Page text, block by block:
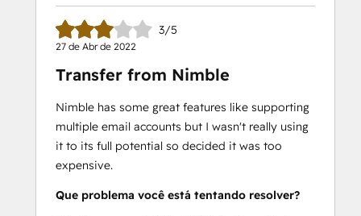
3/5
27 de Abr de 2022
Transfer from Nimble
Nimble has some great features like supporting
multiple email accounts but I wasn't really using
it to its full potential so decided it was too
expensive.
Que problema você está tentando resolver?